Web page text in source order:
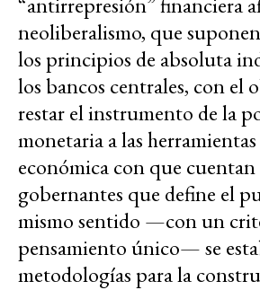
neoliberalismo, que
los principios de absoluta
los bancos centrales, con el
restar el instrumento de la
monetaria a las
económica con que cuentan
gobernantes que define el
mismo sentido —con un
pensamiento único— se
metodologías para la